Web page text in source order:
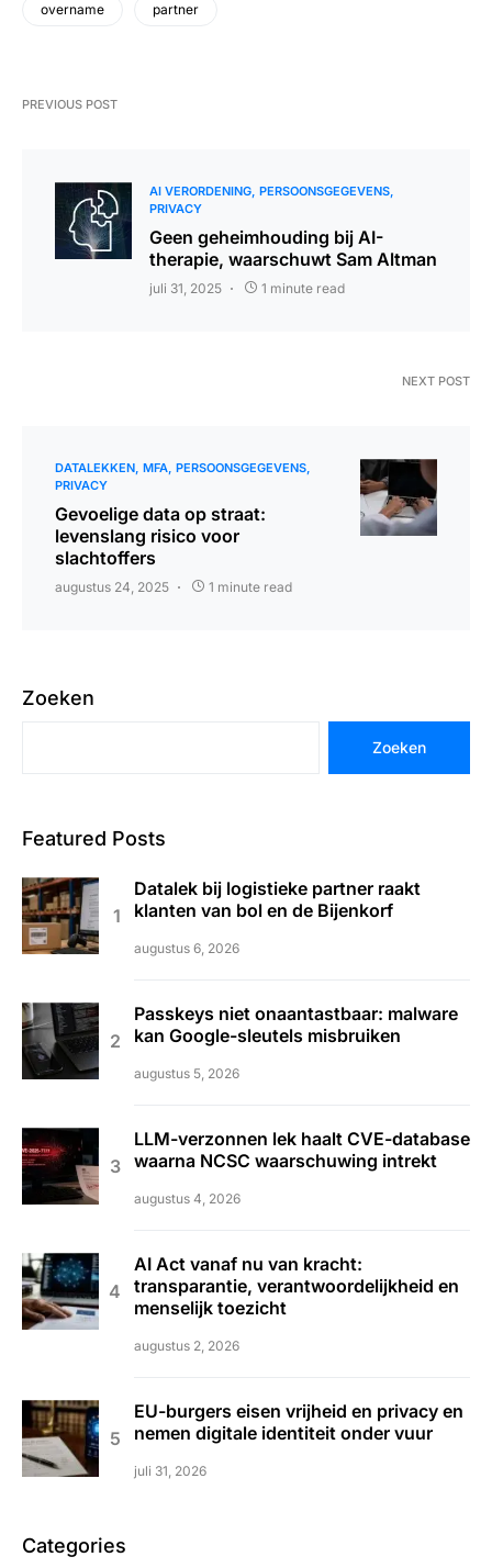
overname partner
PREVIOUS POST
AI VERORDENING PERSOONSGEGEVENS
PRIVACY
Geen geheimhouding bij AI-
therapie, waarschuwt Sam Altman
juli 31, 2025 1 minute read
NEXT POST
DATALEKKEN MFA PERSOONSGEGEVENS
PRIVACY
Gevoelige data op straat:
levenslang risico voor
slachtoffers
augustus 24, 2025 1 minute read
Zoeken
Zoeken
Featured Posts
Datalek bij logistieke partner raakt
klanten van bol en de Bijenkorf
augustus 6, 2026
Passkeys niet onaantastbaar: malware
kan Google-sleutels misbruiken
augustus 5, 2026
LLM-verzonnen lek haalt CVE-database
waarna NCSC waarschuwing intrekt
augustus 4, 2026
AI Act vanaf nu van kracht:
transparantie, verantwoordelijkheid en
menselijk toezicht
augustus 2, 2026
EU-burgers eisen vrijheid en privacy en
nemen digitale identiteit onder vuur
juli 31, 2026
Categories